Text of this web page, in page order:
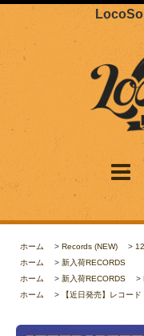
ホーム > Records (NEW) >
ホーム
> 新入荷RECORDS
ホーム
> 新入荷RECORDS >
ホーム
> 【近日発売】レコード